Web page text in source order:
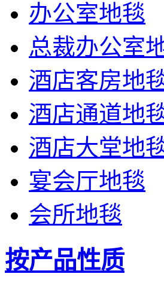
办公室地毯
总裁办公室
酒店客房地
酒店通道地
酒店大堂地
宴会厅地毯
会所地毯
按产品性质